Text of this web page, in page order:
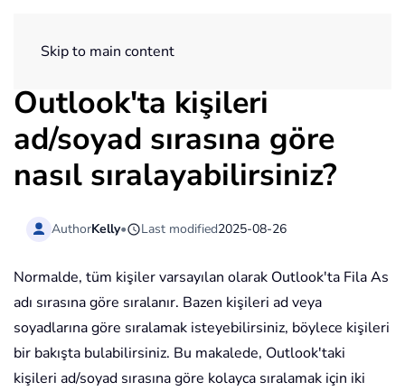
Skip to main content
Outlook'ta kişileri
ad/soyad sırasına göre
nasıl sıralayabilirsiniz?
AuthorKelly• Last modified2025-08-26
Normalde, tüm kişiler varsayılan olarak Outlook'ta Fila As
adı sırasına göre sıralanır. Bazen kişileri ad veya
soyadlarına göre sıralamak isteyebilirsiniz, böylece kişileri
bir bakışta bulabilirsiniz. Bu makalede, Outlook'taki
kişileri ad/soyad sırasına göre kolayca sıralamak için iki